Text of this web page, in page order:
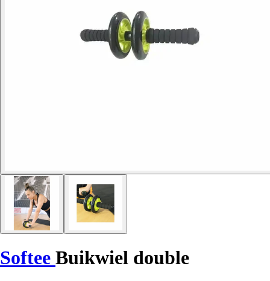
Softee Buikwiel double